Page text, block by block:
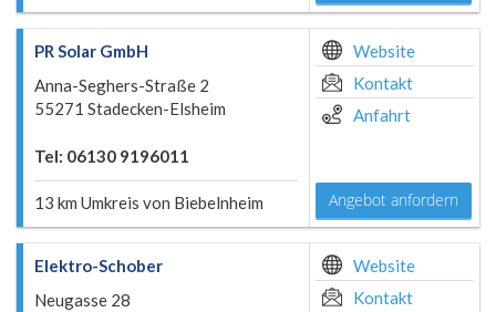
PR Solar GmbH
Anna-Seghers-Straße 2
55271 Stadecken-Elsheim
Tel: 06130 9196011
13 km Umkreis von Biebelnheim
Website
Kontakt
Anfahrt
Angebot anfordern
Elektro-Schober
Neugasse 28
Website
Kontakt